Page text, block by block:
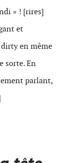
» ! [rires]
et
en même
sorte. En
parlant,